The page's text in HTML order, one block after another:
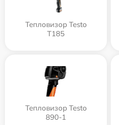
Тепловизор Testo
T185
Тепловизор Testo
890-1